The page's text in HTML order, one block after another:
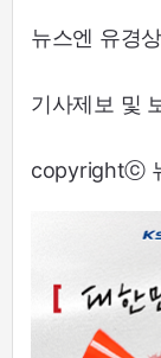
뉴스엔 유경
기사제보 및
copyrightⓒ